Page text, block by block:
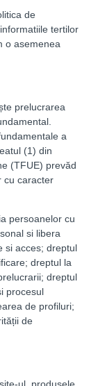
de
tertilor
o asemenea
prelucrarea
a
(1) din
(TFUE) prevăd
cu caracter
persoanelor cu
si libera
si acces; dreptul
dreptul la
dreptul
procesul
de profiluri;
de